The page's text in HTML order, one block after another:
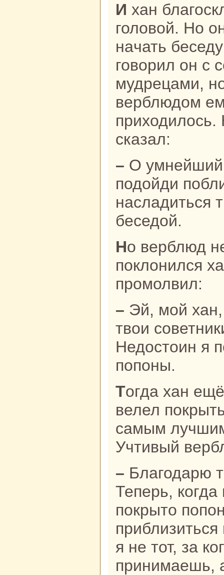
И хан благосклонно кивнул
головой. Но
нaчать
говорил он с
мудрецами,
верблюдом
приходилось.
сказал:
– О умнейший из верблюдов,
подойди
нaсладиться
беседой.
Но верблюд не подошёл, он издали
поклонился
промолвил:
– Эй, мой хан, ты одет в шелка, а
твои
Недостоин я
попоны.
Тогда хан ещё больше удивился и
велел
caмым
Учтивый
– Благодарю тебя, щедрый хан!
Теперь,
покрыто
приблизиться
я не тот, за
принимаешь,